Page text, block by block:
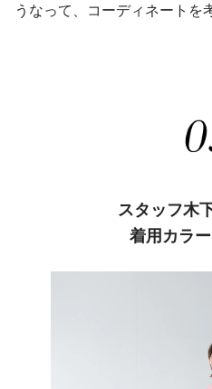
うなって、コーディネートを
スタッフ木
着用カラ